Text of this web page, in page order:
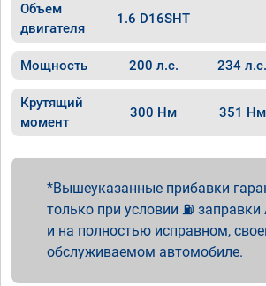
Объем
двигателя
1.6 D16SHT
Мощность 200 л.с. 234 л.с.
Крутящий
момент
300 Нм 351 Нм
Вышеуказанные прибавки
только при условии ⛽
и на полностью исправном,
обслуживаемом автомобиле.